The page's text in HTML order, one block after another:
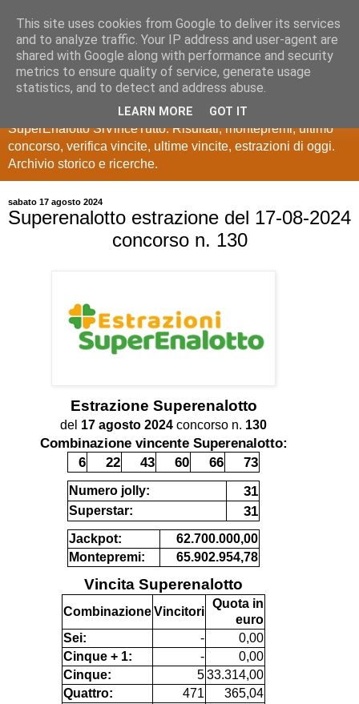
Estrazioni Lotto
SuperEnalotto
Ultime estrazioni di Lotto, SuperEnalotto, 10 e lotto,
SuperEnalotto SiVinceTutto. Risultati, montepremi, ultimo
concorso, verifica vincite, ultime vincite, estrazioni di oggi.
Archivio storico e ricerche.
sabato 17 agosto 2024
Superenalotto estrazione del 17-08-2024
concorso n. 130
Estrazione Superenalotto
del 17 agosto 2024 concorso n. 130
Combinazione vincente Superenalotto:
6
22 43 60 66 73
Numero jolly: 31
Superstar: 31
Jackpot:
62.700.000,00
Montepremi:
65.902.954,78
Vincita Superenalotto
CombinazioneVincitori
Quota in
euro
Sei:
-
0,00
Cinque + 1:
-
0,00
Cinque:
533.314,00
Quattro:
471
365,04
This site uses cookies from Google to deliver its services
and to analyze traffic. Your IP address and user-agent are
shared with Google along with performance and security
metrics to ensure quality of service, generate usage
statistics, and to detect and address abuse.
LEARN MORE GOT IT